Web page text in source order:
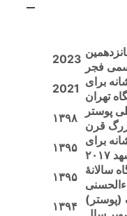
2023
فجر
2021 برای
تهران
۱۳۹۸
پوستر
۱۳۹۵
برای
۱۳۹۵ سالانهٔ
۱۳۹۴ (پوستر)